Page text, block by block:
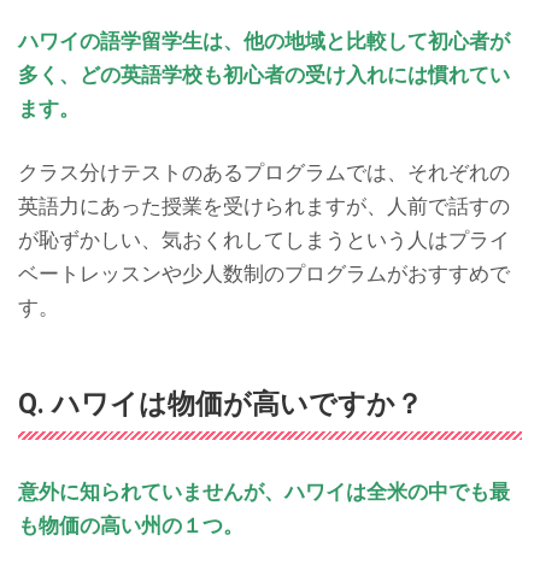
ハワイの語学留学生は、他の地域と比較して初心者が
多く、どの英語学校も初心者の受け入れには慣れてい
ます。
クラス分けテストのあるプログラムでは、それぞれの
英語力にあった授業を受けられますが、人前で話すの
が恥ずかしい、気おくれしてしまうという人はプライ
ベートレッスンや少人数制のプログラムがおすすめで
す。
Q. ハワイは物価が高いですか？
意外に知られていませんが、ハワイは全米の中でも最
も物価の高い州の１つ。